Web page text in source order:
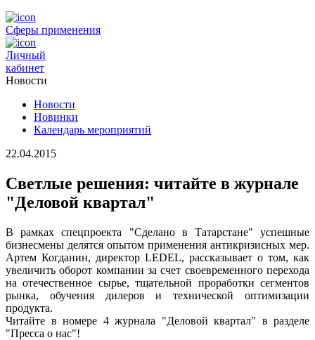
Сферы применения
Личный
кабинет
Новости
Новости
Новинки
Календарь мероприятий
22.04.2015
Светлые решения: читайте в журнале
"Деловой квартал"
В рамках спецпроекта "Сделано в Татарстане" успешные
бизнесмены делятся опытом применения антикризисных мер.
Артем Когданин, директор LEDEL, рассказывает о том, как
увеличить оборот компании за счет своевременного перехода
на отечественное сырье, тщательной проработки сегментов
рынка, обучения дилеров и технической оптимизации
продукта.
Читайте в номере 4 журнала "Деловой квартал" в разделе
"Пресса о нас"!